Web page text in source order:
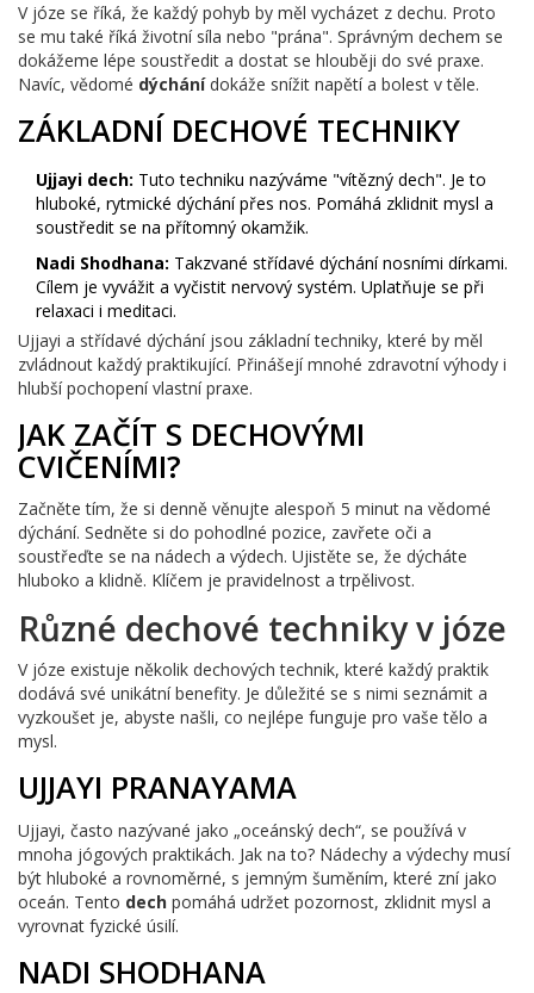
V józe se říká, že každý pohyb by měl vycházet z dechu. Proto
se mu také říká životní síla nebo "prána". Správným dechem se
dokážeme lépe soustředit a dostat se hlouběji do své praxe.
Navíc, vědomé dýchánídokáže snížit napětí a bolest v těle.
ZÁKLADNÍ DECHOVÉ TECHNIKY
Ujjayi dech: Tuto techniku nazýváme "vítězný dech". Je to
hluboké, rytmické dýchání přes nos. Pomáhá zklidnit mysl a
soustředit se na přítomný okamžik.
Nadi Shodhana: Takzvané střídavé dýchání nosními dírkami.
Cílem je vyvážit a vyčistit nervový systém. Uplatňuje se při
relaxaci i meditaci.
Ujjayi a střídavé dýchání jsou základní techniky, které by měl
zvládnout každý praktikující. Přinášejí mnohé zdravotní výhody i
hlubší pochopení vlastní praxe.
JAK ZAČÍT S DECHOVÝMI
CVIČENÍMI?
Začněte tím, že si denně věnujte alespoň 5 minut na vědomé
dýchání. Sedněte si do pohodlné pozice, zavřete oči a
soustřeďte se na nádech a výdech. Ujistěte se, že dýcháte
hluboko a klidně. Klíčem je pravidelnost a trpělivost.
Různé dechové techniky v józe
V józe existuje několik dechových technik, které každý praktik
dodává své unikátní benefity. Je důležité se s nimi seznámit a
vyzkoušet je, abyste našli, co nejlépe funguje pro vaše tělo a
mysl.
UJJAYI PRANAYAMA
Ujjayi, často nazývané jako „oceánský dech“, se používá v
mnoha jógových praktikách. Jak na to? Nádechy a výdechy musí
být hluboké a rovnoměrné, s jemným šuměním, které zní jako
oceán. Tento dech pomáhá udržet pozornost, zklidnit mysl a
vyrovnat fyzické úsilí.
NADI SHODHANA